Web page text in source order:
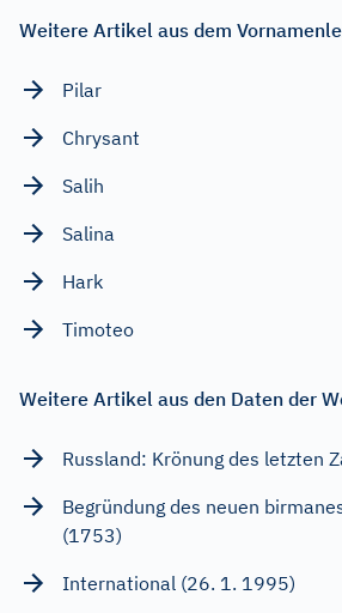
Weitere Artikel aus dem
Pilar
Chrysant
Salih
Salina
Hark
Timoteo
Weitere Artikel aus den Daten der
Russland: Krönung des letzten
Begründung des neuen
(1753)
International (26. 1. 1995)